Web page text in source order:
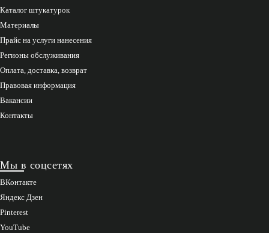
Каталог штукатурок
Материалы
Прайс на услуги нанесения
Регионы обслуживания
Оплата, доставка, возврат
Правовая информация
Вакансии
Контакты
Мы в соцсетях
ВКонтакте
Яндекс Дзен
Pinterest
YouTube